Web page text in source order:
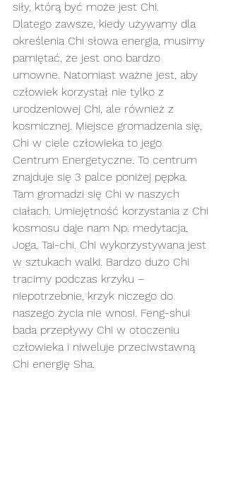
siły, którą być może jest Chi.
Dlatego zawsze, kiedy używamy dla
określenia Chi słowa energia, musimy
pamiętać, że jest ono bardzo
umowne. Natomiast ważne jest, aby
człowiek korzystał nie tylko z
urodzeniowej Chi, ale również z
kosmicznej. Miejsce gromadzenia się,
Chi w ciele człowieka to jego
Centrum Energetyczne. To centrum
znajduje się 3 palce poniżej pępka.
Tam gromadzi się Chi w naszych
ciałach. Umiejętność korzystania z Chi
kosmosu daje nam Np. medytacja,
Joga, Tai-chi. Chi wykorzystywana jest
w sztukach walki. Bardzo dużo Chi
tracimy podczas krzyku –
niepotrzebnie, krzyk niczego do
naszego życia nie wnosi. Feng-shui
bada przepływy Chi w otoczeniu
człowieka i niweluje przeciwstawną
Chi energię Sha.